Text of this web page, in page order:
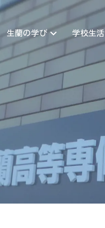
生蘭の学び 学校生活